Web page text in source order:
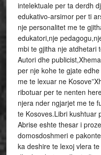
intelektuale per ta derdh
edukativo-arsimor per ti
nje personalitet me te
edukatori,nje
mbi te gjitha nje atdhetari
Autori dhe
per nje kohe te gjate
me te lexuar ne
ribotuar per te nenten
njera nder ngjarjet me te
te Kosoves.Libri kushtuar
Abrise eshte thesar i
domosdoshmeri e
ka deshire te lexoj vlera